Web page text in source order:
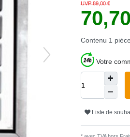
UVP 89,00 €
Contenu 1 pièce
Votre
Liste de